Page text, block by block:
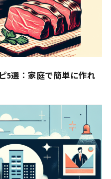
5選：家庭で簡単に作れ